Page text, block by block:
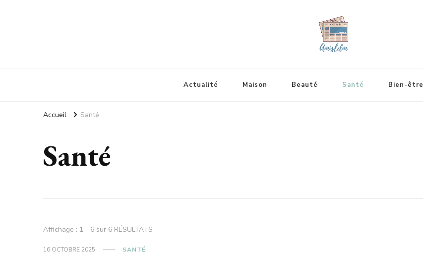
Actualité Maison Beauté Santé Bien-être
Accueil Santé
Santé
Affichage : 1 - 6 sur 6 RÉSULTATS
16 OCTOBRE 2025 SANTÉ